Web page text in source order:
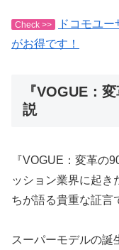
Check >>
ドコモユ
がお得です！
『VOGUE：
説
『VOGUE：変革の
ッション業界に起き
ちが語る貴重な証言
スーパーモデルの誕